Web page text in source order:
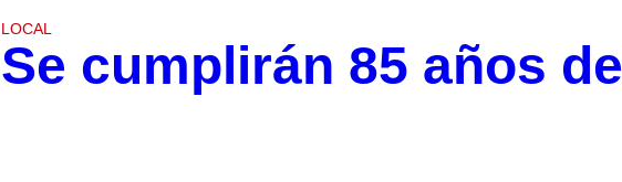
LOCAL
Se cumplirán 85 años